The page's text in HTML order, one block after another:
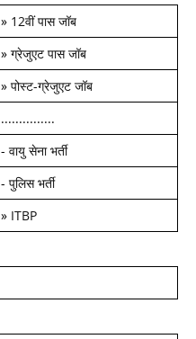
» 12वीं पास जॉब
» ग्रेजुएट पास जॉब
» पोस्ट-ग्रेजुएट जॉब
...............
- वायु सेना भर्ती
- पुलिस भर्ती
» ITBP